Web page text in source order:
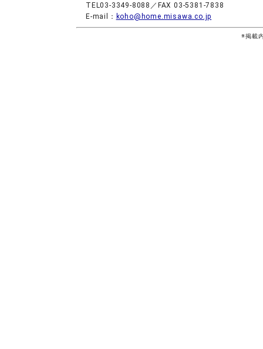
TEL03-3349-8088／FAX 03-5381-7838
E-mail： koho@home.misawa.co.jp
※掲載